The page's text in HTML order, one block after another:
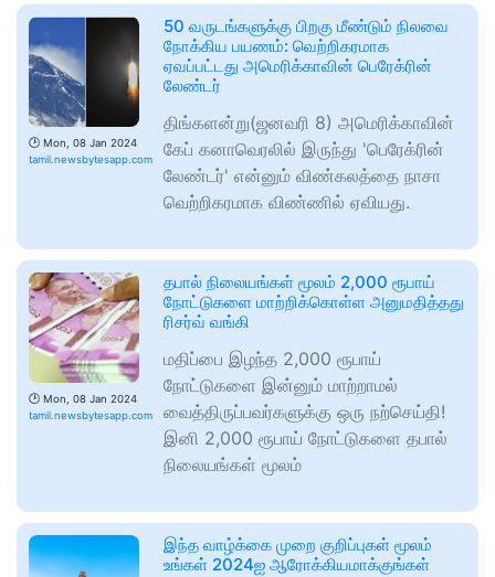
🕑 Mon, 08 Jan 2024
tamil.newsbytesapp.com
50 வருடங்களுக்கு பிறகு மீண்டும் நிலவை
நோக்கிய பயணம்: வெற்றிகரமாக
ஏவப்பட்டது அமெரிக்காவின் பெரேக்ரின்
லேண்டர்
திங்களன்று(ஜனவரி 8) அமெரிக்காவின்
கேப் கனாவெரலில் இருந்து 'பெரேக்ரின்
லேண்டர்' என்னும் விண்கலத்தை நாசா
வெற்றிகரமாக விண்ணில் ஏவியது.
🕑 Mon, 08 Jan 2024
tamil.newsbytesapp.com
தபால் நிலையங்கள் மூலம் 2,000 ரூபாய்
நோட்டுகளை மாற்றிக்கொள்ள அனுமதித்தது
ரிசர்வ் வங்கி
மதிப்பை இழந்த 2,000 ரூபாய்
நோட்டுகளை இன்னும் மாற்றாமல்
வைத்திருப்பவர்களுக்கு ஒரு நற்செய்தி!
இனி 2,000 ரூபாய் நோட்டுகளை தபால்
நிலையங்கள் மூலம்
இந்த வாழ்க்கை முறை குறிப்புகள் மூலம்
உங்கள் 2024ஐ ஆரோக்கியமாக்குங்கள்